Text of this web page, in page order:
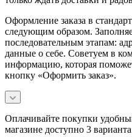
Оформление заказа в
следующим образом.
последовательным этапам:
данные о себе. Советуем в
информацию, которая
кнопку «Оформить заказ».
Оплачивайте покупки
магазине доступно 3